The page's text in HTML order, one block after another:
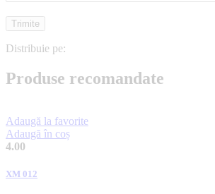
Distribuie pe:
Produse recomandate
Adaugă la favorite
Adaugă în coș
4.00
XM 012